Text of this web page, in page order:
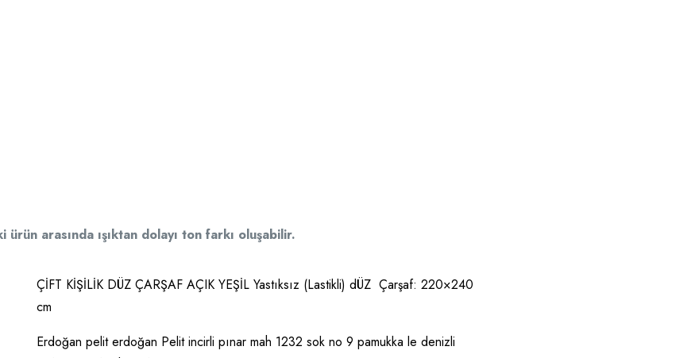
arasında ışıktan dolayı ton farkı oluşabilir.
ÇİFT KİŞİLİK DÜZ ÇARŞAF AÇIK YEŞİL Yastıksız (Lastikli) dÜZ Çarşaf: 220×240
cm
Erdoğan pelit erdoğan Pelit incirli pınar mah 1232 sok no 9 pamukka le denizli